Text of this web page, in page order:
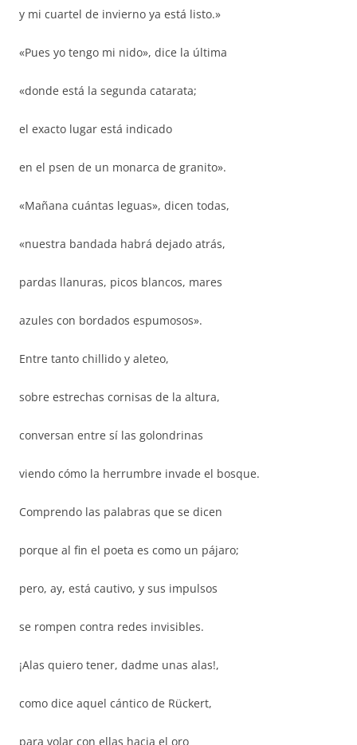
y mi cuartel de invierno ya está listo.»
«Pues yo tengo mi nido», dice la última
«donde está la segunda catarata;
el exacto lugar está indicado
en el psen de un monarca de granito».
«Mañana cuántas leguas», dicen todas,
«nuestra bandada habrá dejado atrás,
pardas llanuras, picos blancos, mares
azules con bordados espumosos».
Entre tanto chillido y aleteo,
sobre estrechas cornisas de la altura,
conversan entre sí las golondrinas
viendo cómo la herrumbre invade el bosque.
Comprendo las palabras que se dicen
porque al fin el poeta es como un pájaro;
pero, ay, está cautivo, y sus impulsos
se rompen contra redes invisibles.
¡Alas quiero tener, dadme unas alas!,
como dice aquel cántico de Rückert,
para volar con ellas hacia el oro